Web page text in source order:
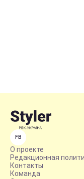
FB
О проекте
Редакционная
Контакты
Команда